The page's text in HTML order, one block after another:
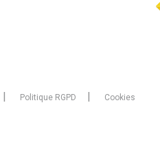
Politique RGPD Cookies